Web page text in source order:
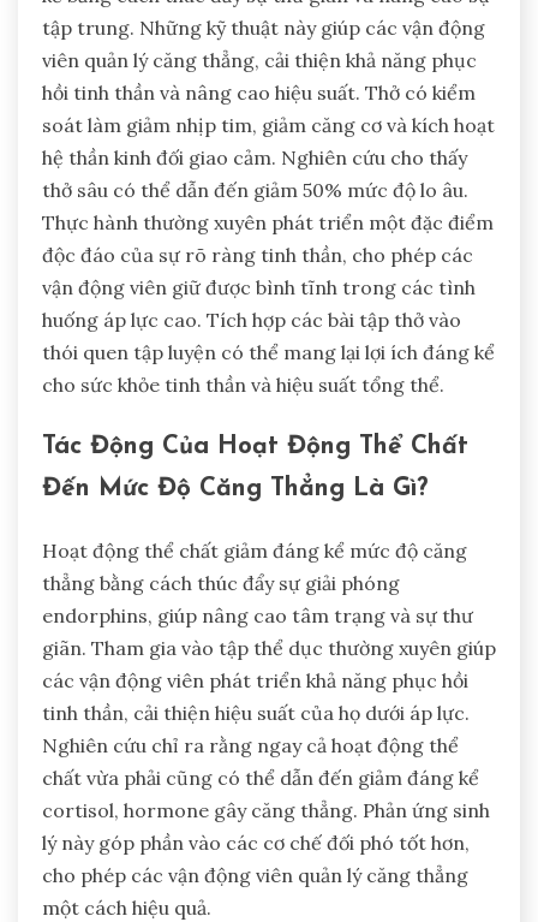
tập trung. Những kỹ thuật này giúp các vận động
viên quản lý căng thẳng, cải thiện khả năng phục
hồi tinh thần và nâng cao hiệu suất. Thở có kiểm
soát làm giảm nhịp tim, giảm căng cơ và kích hoạt
hệ thần kinh đối giao cảm. Nghiên cứu cho thấy
thở sâu có thể dẫn đến giảm 50% mức độ lo âu.
Thực hành thường xuyên phát triển một đặc điểm
độc đáo của sự rõ ràng tinh thần, cho phép các
vận động viên giữ được bình tĩnh trong các tình
huống áp lực cao. Tích hợp các bài tập thở vào
thói quen tập luyện có thể mang lại lợi ích đáng kể
cho sức khỏe tinh thần và hiệu suất tổng thể.
Tác Động Của Hoạt Động Thể Chất
Đến Mức Độ Căng Thẳng Là Gì?
Hoạt động thể chất giảm đáng kể mức độ căng
thẳng bằng cách thúc đẩy sự giải phóng
endorphins, giúp nâng cao tâm trạng và sự thư
giãn. Tham gia vào tập thể dục thường xuyên giúp
các vận động viên phát triển khả năng phục hồi
tinh thần, cải thiện hiệu suất của họ dưới áp lực.
Nghiên cứu chỉ ra rằng ngay cả hoạt động thể
chất vừa phải cũng có thể dẫn đến giảm đáng kể
cortisol, hormone gây căng thẳng. Phản ứng sinh
lý này góp phần vào các cơ chế đối phó tốt hơn,
cho phép các vận động viên quản lý căng thẳng
một cách hiệu quả.